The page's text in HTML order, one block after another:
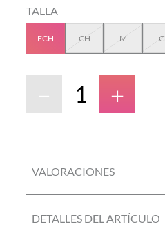
TALLA
ECH CH M G
＋
－
VALORACIONES
DETALLES DEL ARTÍCULO